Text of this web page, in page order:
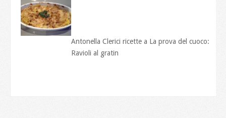
Antonella Clerici ricette a La prova del cuoco:
Ravioli al gratin